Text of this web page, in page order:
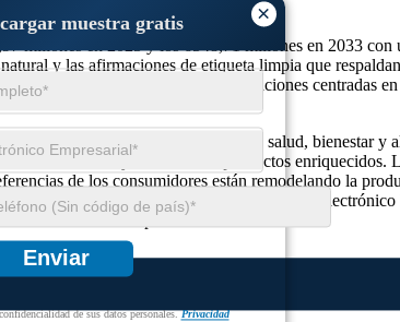
×
muestra gratis
Enviar
de sus datos personales.Privacidad
millones en 2025 y los 6548,71 millones en 2033 con
y las afirmaciones de etiqueta limpia que
de proteínas y formulaciones centradas en
demanda de los sectores de salud, bienestar
la estabilidad y la textura en productos enriquecidos.
de los consumidores están remodelando la
dietéticos impulsado por el comercio
formatos híbridos planta-animal.